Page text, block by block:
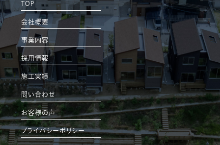
TOP
会社概要
事業内容
採用情報
施工実績
問い合わせ
お客様の声
プライバシーポリシー